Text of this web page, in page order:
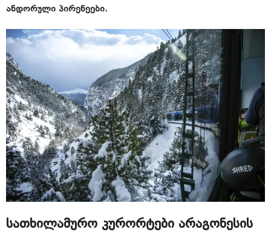
ანდორული პირენეები.
სათხილამურო კურორტები არაგონესის